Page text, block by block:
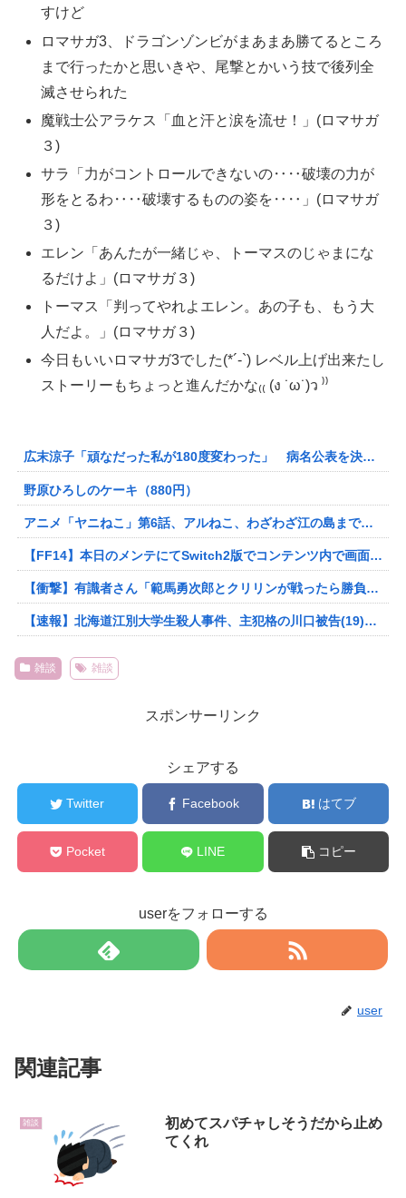
すけど
ロマサガ3、ドラゴンゾンビがまあまあ勝てるところ
まで行ったかと思いきや、尾撃とかいう技で後列全
滅させられた
魔戦士公アラケス「血と汗と涙を流せ！」(ロマサガ
３)
サラ「力がコントロールできないの‥‥破壊の力が
形をとるわ‥‥破壊するものの姿を‥‥」(ロマサガ
３)
エレン「あんたが一緒じゃ、トーマスのじゃまにな
るだけよ」(ロマサガ３)
トーマス「判ってやれよエレン。あの子も、もう大
人だよ。」(ロマサガ３)
今日もいいロマサガ3でした(*´-`) レベル上げ出来たし
ストーリーもちょっと進んだかな₍₍ (ง ˙ω˙)ว ⁾⁾
広末涼子「頑なだった私が180度変わった」 病名公表を決意させた、次男からの言葉明かす
野原ひろしのケーキ（880円）
アニメ「ヤニねこ」第6話、アルねこ、わざわざ江の島まで行ってゲロを吐くｗｗｗｗ【感想】
【FF14】本日のメンテにてSwitch2版でコンテンツ内で画面暗転からのロード時間が高速になる最適化を実施！他、クレセントアイル北征編の不具合が修正
【衝撃】有識者さん「範馬勇次郎とクリリンが戦ったら勝負にならないほどクリリンの圧勝」www
【速報】北海道江別大学生殺人事件、主犯格の川口被告(19)に無期懲役の判決・・・
雑談 雑談
スポンサーリンク
シェアする
Twitter Facebook はてブ
Pocket LINE コピー
userをフォローする
user
関連記事
雑談
初めてスパチャしそうだから止め
てくれ